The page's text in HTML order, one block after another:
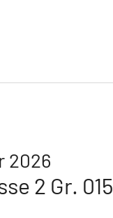
2026
2 Gr. 015